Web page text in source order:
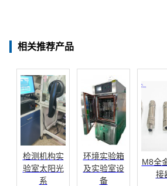
相关推荐产品
检测机构实
验室太阳光
系
环境实验箱
及实验室设
备
M8全
接